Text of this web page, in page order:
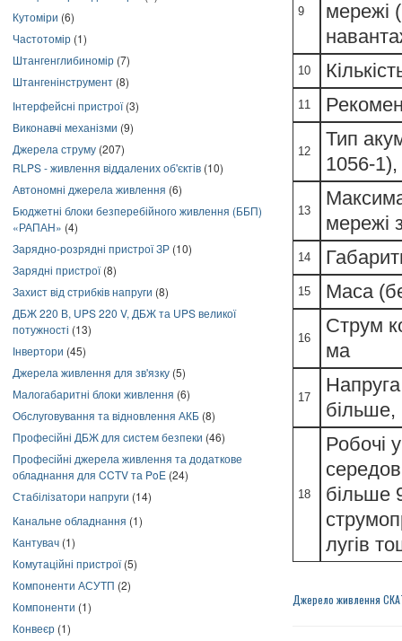
Кутоміри (6)
Частотомір (1)
Штангенглибиномір (7)
Штангенінструмент (8)
Інтерфейсні пристрої(3)
Виконавчі механізми (9)
Джерела струму (207)
RLPS - живлення віддалених об'єктів (10)
Автономні джерела живлення (6)
Бюджетні блоки безперебійного живлення (ББП)
«РАПАН» (4)
Зарядно-розрядні пристрої ЗР (10)
Зарядні пристрої(8)
Захист від стрибків напруги (8)
ДБЖ 220 В, UPS 220 V, ДБЖ та UPS великої
потужності (13)
Інвертори (45)
Джерела живлення для зв'язку (5)
Малогабаритні блоки живлення (6)
Обслуговування та відновлення АКБ (8)
Професійні ДБЖ для систем безпеки (46)
Професійні джерела живлення та додаткове
обладнання для CCTV та PoE (24)
Стабілізатори напруги (14)
Канальне обладнання (1)
Кантувач (1)
Комутаційні пристрої(5)
Компоненти АСУТП (2)
Компоненти (1)
Конвеєр (1)
9
мережі
10
11
12
Тип
1056-
13
мережі
14
15 Маса
16
Струм
ма
17
більше,
18
Робочі
більше
лугів
Джерело живлення